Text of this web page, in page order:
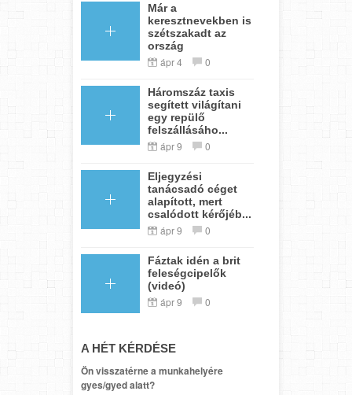
Már a
keresztnevekben is
szétszakadt az
ország
ápr 4 0
Háromszáz taxis
segített világítani
egy repülő
felszállásáho...
ápr 9 0
Eljegyzési
tanácsadó céget
alapított, mert
csalódott kérőjéb...
ápr 9 0
Fáztak idén a brit
feleségcipelők
(videó)
ápr 9 0
A HÉT KÉRDÉSE
Ön visszatérne a munkahelyére
gyes/gyed alatt?